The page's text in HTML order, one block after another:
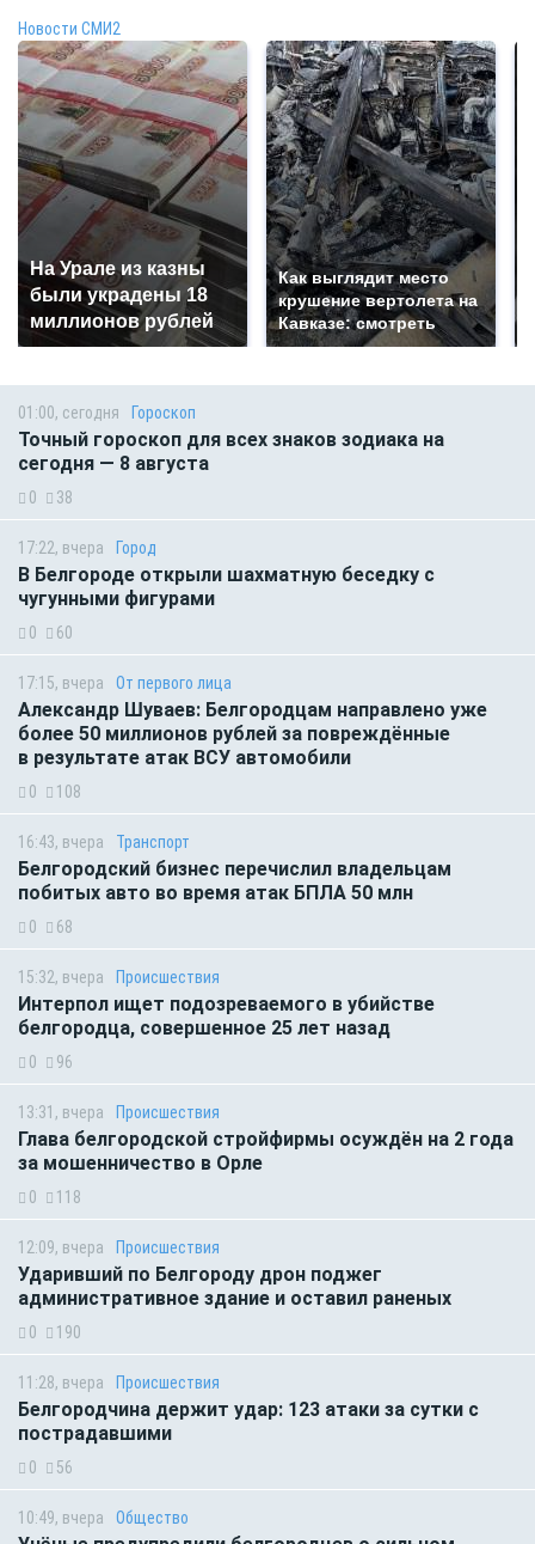
Новости СМИ2
На Урале из казны
были украдены 18
миллионов рублей
Как выглядит место
крушение вертолета на
Кавказе: смотреть
01:00, сегодня Гороскоп
Точный гороскоп для всех знаков зодиака на
сегодня — 8 августа
0 38
17:22, вчера Город
В Белгороде открыли шахматную беседку с
чугунными фигурами
0 60
17:15, вчера От первого лица
Александр Шуваев: Белгородцам направлено уже
более 50 миллионов рублей за повреждённые
в результате атак ВСУ автомобили
0 108
16:43, вчера Транспорт
Белгородский бизнес перечислил владельцам
побитых авто во время атак БПЛА 50 млн
0 68
15:32, вчера Происшествия
Интерпол ищет подозреваемого в убийстве
белгородца, совершенное 25 лет назад
0 96
13:31, вчера Происшествия
Глава белгородской стройфирмы осуждён на 2 года
за мошенничество в Орле
0 118
12:09, вчера Происшествия
Ударивший по Белгороду дрон поджег
административное здание и оставил раненых
0 190
11:28, вчера Происшествия
Белгородчина держит удар: 123 атаки за сутки с
пострадавшими
0 56
10:49, вчера Общество